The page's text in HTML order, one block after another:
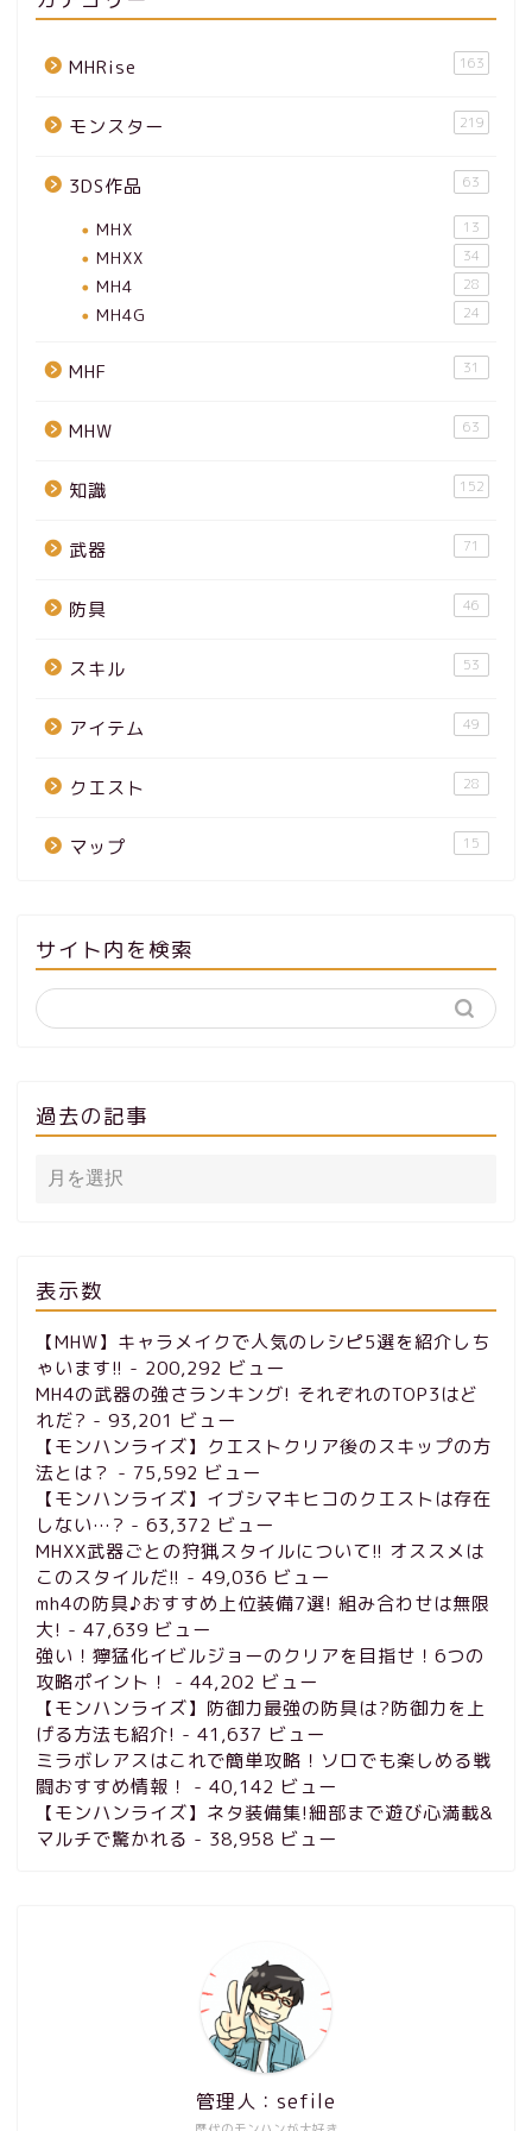
MHRise 163
モンスター 219
3DS作品 63
MHX 13
MHXX 34
MH4 28
MH4G 24
MHF 31
MHW 63
知識 152
武器 71
防具 46
スキル 53
アイテム 49
クエスト 28
マップ 15
サイト内を検索
過去の記事
表示数
【MHW】キャラメイクで人気のレシピ5選を紹介しち
ゃいます!! - 200,292 ビュー
MH4の武器の強さランキング! それぞれのTOP3はど
れだ? - 93,201 ビュー
【モンハンライズ】クエストクリア後のスキップの方
法とは？ - 75,592 ビュー
【モンハンライズ】イブシマキヒコのクエストは存在
しない…? - 63,372 ビュー
MHXX武器ごとの狩猟スタイルについて!! オススメは
このスタイルだ!! - 49,036 ビュー
mh4の防具♪おすすめ上位装備7選! 組み合わせは無限
大! - 47,639 ビュー
強い！獰猛化イビルジョーのクリアを目指せ！6つの
攻略ポイント！
- 44,202 ビュー
【モンハンライズ】防御力最強の防具は?防御力を上
げる方法も紹介! - 41,637 ビュー
ミラボレアスはこれで簡単攻略！ソロでも楽しめる戦
闘おすすめ情報！
- 40,142 ビュー
【モンハンライズ】ネタ装備集!細部まで遊び心満載&
マルチで驚かれる - 38,958 ビュー
管理人：sefile